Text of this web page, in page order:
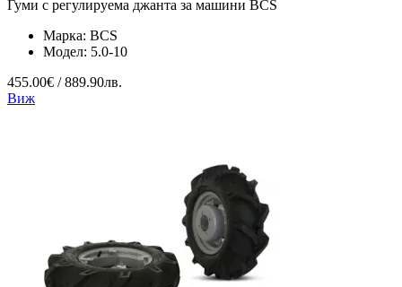
Гуми с регулируема джанта за машини BCS
Марка: BCS
Модел: 5.0-10
455.00€ / 889.90лв.
Виж